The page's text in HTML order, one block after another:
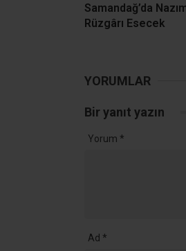
Samandağ’da
Rüzgârı Esecek
YORUMLAR
Bir yanıt yazın
Yorum *
Ad *